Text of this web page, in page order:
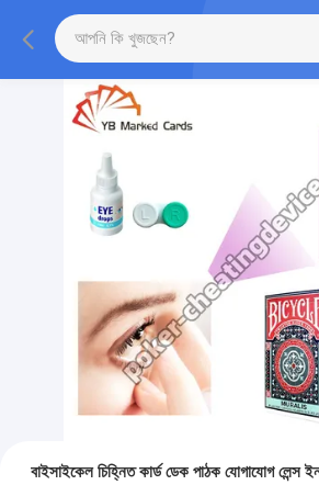
বাইসাইকেল চিহ্নিত কার্ড ডেক পাঠক যোগাযোগ লেন্স